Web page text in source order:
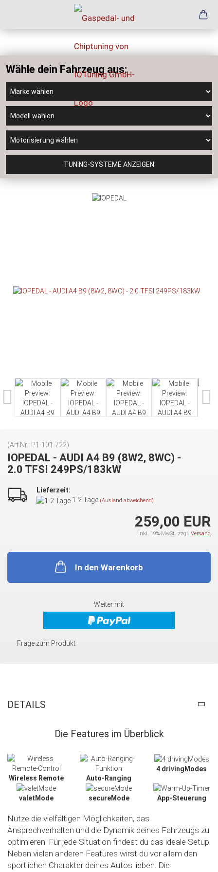
Wähle dein Fahrzeug aus:
TUNING-SYSTEME ANZEIGEN
(Art.Nr.: P1-101-722)
IOPEDAL - AUDI A4 B9 (8W2, 8WC) -
2.0 TFSI 249PS/183kW
Lieferzeit:
1-2 Tage (Ausland abweichend)
259,00 EUR
inkl. 19% MwSt. zzgl. Versand
In den Warenkorb
Weiter mit
Frage zum Produkt
DETAILS
Die Features im Überblick
Wireless Remote Auto-Ranging
4 drivingModes
valetMode secureMode App-Steuerung
Nutze die vielfältigen Möglichkeiten, das
Ansprechverhalten und die Dynamik deines Fahrzeugs zu
optimieren. Für jede Situation findest du das ideale Setup.
Neben vielen anderen Features wirst du vor allem den
sportlichen Charakter deines Autos lieben. Die